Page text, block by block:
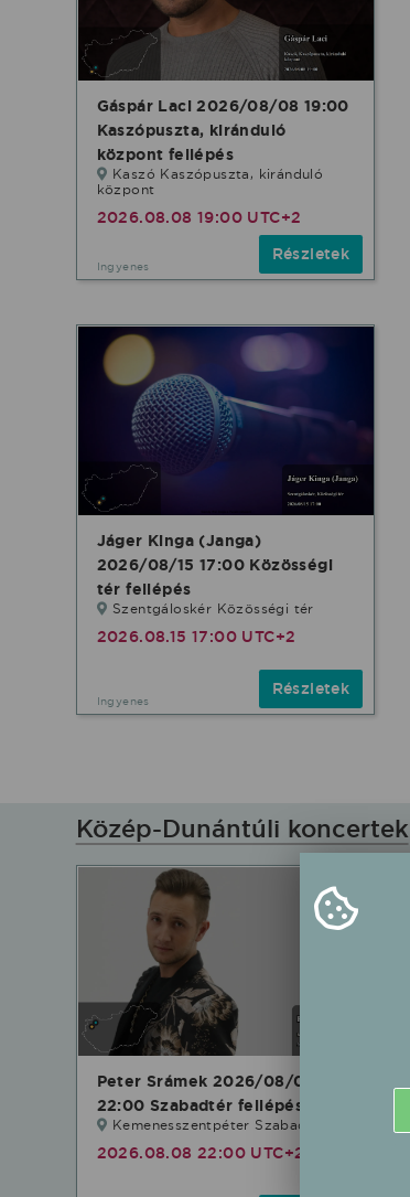
Gáspár Laci 2026/08/08 19:00
Kaszópuszta, kiránduló
központ fellépés
Kaszó Kaszópuszta, kiránduló
központ
2026.08.08 19:00 UTC+2
Ingyenes
Részletek
Jáger Kinga (Janga)
2026/08/15 17:00 Közösségi
tér fellépés
Szentgáloskér Közösségi tér
2026.08.15 17:00 UTC+2
Ingyenes
Részletek
Közép-Dunántúli koncertek
Peter Srámek 2026/08/08
22:00 Szabadtér fellépés
Kemenesszentpéter Szabadtér
2026.08.08 22:00 UTC+2